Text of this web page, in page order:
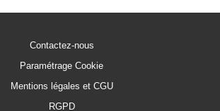
Contactez-nous
Paramétrage Cookie
Mentions légales et CGU
RGPD